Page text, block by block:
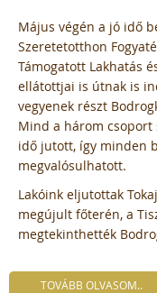
Május végén a jó idő
Szeretetotthon
Támogatott Lakhatás
ellátottjai is útnak is
vegyenek részt
Mind a három csoport
idő jutott, így minden
megvalósulhatott.
Lakóink eljutottak
megújult főterén, a
megtekinthették
TOVÁBB OLVASOM..